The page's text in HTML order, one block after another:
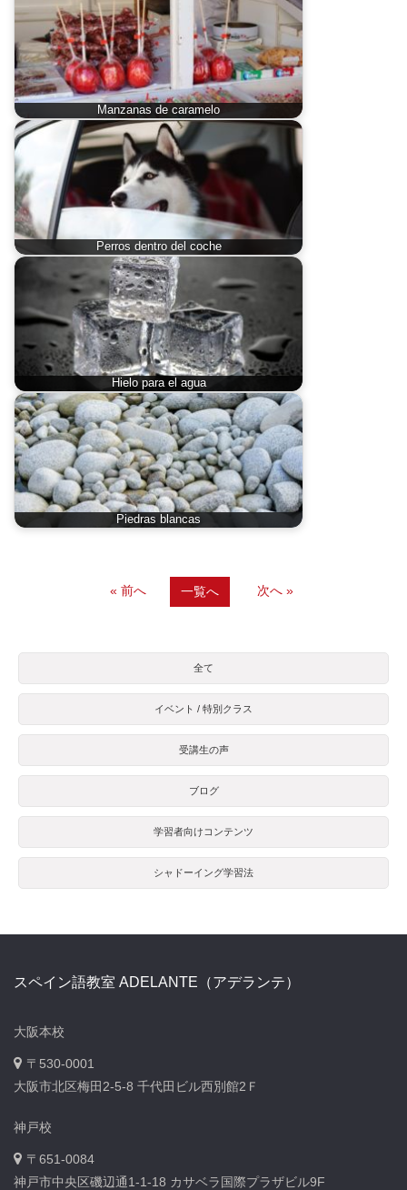
Manzanas de caramelo
Perros dentro del coche
Hielo para el agua
Piedras blancas
« 前へ 一覧へ 次へ »
全て
イベント / 特別クラス
受講生の声
ブログ
学習者向けコンテンツ
シャドーイング学習法
スペイン語教室 ADELANTE（アデランテ）
大阪本校
〒530-0001
大阪市北区梅田2-5-8 千代田ビル西別館2Ｆ
神戸校
〒651-0084
神戸市中央区磯辺通1-1-18 カサベラ国際プラザビル9F